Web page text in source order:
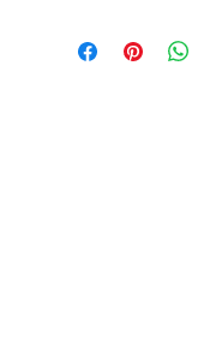
revenir vers vous